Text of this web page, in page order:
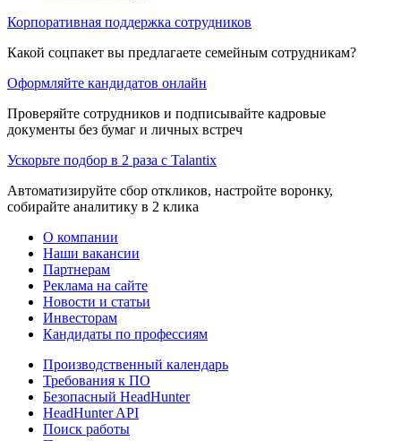
Корпоративная поддержка сотрудников
Какой соцпакет вы предлагаете семейным сотрудникам?
Оформляйте кандидатов онлайн
Проверяйте сотрудников и подписывайте кадровые
документы без бумаг и личных встреч
Ускорьте подбор в 2 раза с Talantix
Автоматизируйте сбор откликов, настройте воронку,
собирайте аналитику в 2 клика
О компании
Наши вакансии
Партнерам
Реклама на сайте
Новости и статьи
Инвесторам
Кандидаты по профессиям
Производственный календарь
Требования к ПО
Безопасный HeadHunter
HeadHunter API
Поиск работы